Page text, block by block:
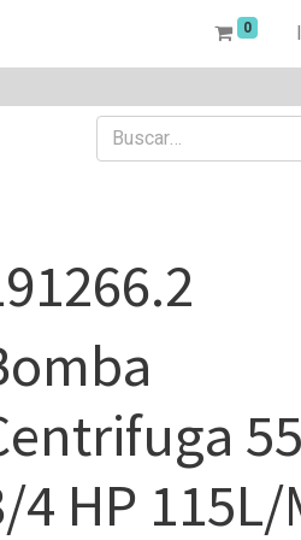
0
4 HP 115L/